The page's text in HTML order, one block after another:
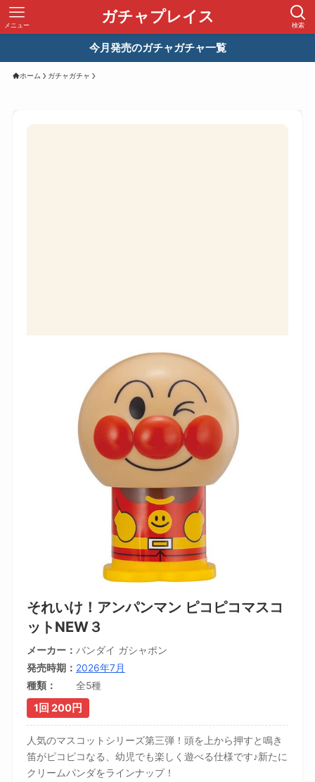
ガチャプレイス 検索
メニュー
今月発売のガチャガチャ一覧
ホーム ガチャガチャ
それいけ！アンパンマン ピコピコマスコ
ットNEW３
メーカー
バンダイ ガシャポン
発売時期
2026年7月
種類
全5種
1回 200円
人気のマスコットシリーズ第三弾！頭を上から押すと鳴き
笛がピコピコなる、幼児でも楽しく遊べる仕様です♪新たに
クリームパンダをラインナップ！